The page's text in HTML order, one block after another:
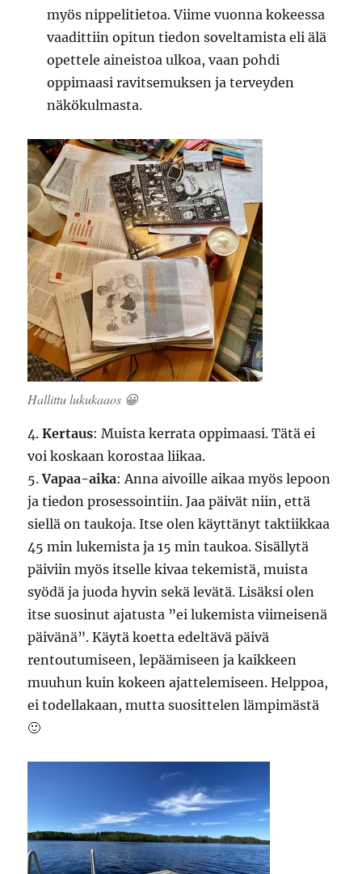
myös nippelitietoa. Viime vuonna kokeessa
vaadittiin opitun tiedon soveltamista eli älä
opettele aineistoa ulkoa, vaan pohdi
oppimaasi ravitsemuksen ja terveyden
näkökulmasta.
Hallittu lukukaaos 😀
4.Kertaus: Muista kerrata oppimaasi. Tätä ei
voi koskaan korostaa liikaa.
5.Vapaa-aika: Anna aivoille aikaa myös lepoon
ja tiedon prosessointiin. Jaa päivät niin, että
siellä on taukoja. Itse olen käyttänyt taktiikkaa
45 min lukemista ja 15 min taukoa. Sisällytä
päiviin myös itselle kivaa tekemistä, muista
syödä ja juoda hyvin sekä levätä. Lisäksi olen
itse suosinut ajatusta ”ei lukemista viimeisenä
päivänä”. Käytä koetta edeltävä päivä
rentoutumiseen, lepäämiseen ja kaikkeen
muuhun kuin kokeen ajattelemiseen. Helppoa,
ei todellakaan, mutta suosittelen lämpimästä
🙂